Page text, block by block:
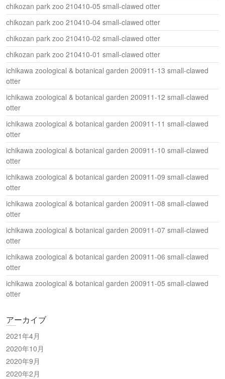
chikozan park zoo 210410-05 small-clawed otter
chikozan park zoo 210410-04 small-clawed otter
chikozan park zoo 210410-02 small-clawed otter
chikozan park zoo 210410-01 small-clawed otter
ichikawa zoological & botanical garden 200911-13 small-clawed
otter
ichikawa zoological & botanical garden 200911-12 small-clawed
otter
ichikawa zoological & botanical garden 200911-11 small-clawed
otter
ichikawa zoological & botanical garden 200911-10 small-clawed
otter
ichikawa zoological & botanical garden 200911-09 small-clawed
otter
ichikawa zoological & botanical garden 200911-08 small-clawed
otter
ichikawa zoological & botanical garden 200911-07 small-clawed
otter
ichikawa zoological & botanical garden 200911-06 small-clawed
otter
ichikawa zoological & botanical garden 200911-05 small-clawed
otter
アーカイブ
2021年4月
2020年10月
2020年9月
2020年2月